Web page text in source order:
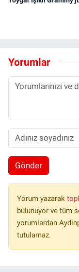
Yorumlar
Gönder
Yorum yazarak
bulunuyor ve tüm
yorumlardan
tutulamaz.